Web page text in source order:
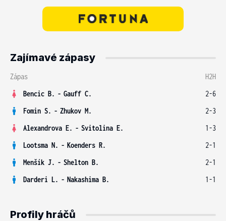
Zajímavé zápasy
Zápas
H2H
Bencic B. - Gauff C.
2-6
Fomin S. - Zhukov M.
2-3
Alexandrova E. - Svitolina E.
1-3
Lootsma N. - Koenders R.
2-1
Menšík J. - Shelton B.
2-1
Darderi L. - Nakashima B. 1-1
Profily hráčů